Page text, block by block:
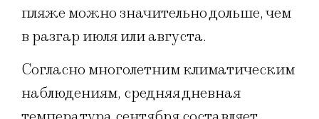
пляже можно значительно дольше, чем
в разгар июля или августа.
Согласно многолетним климатическим
наблюдениям, средняя дневная